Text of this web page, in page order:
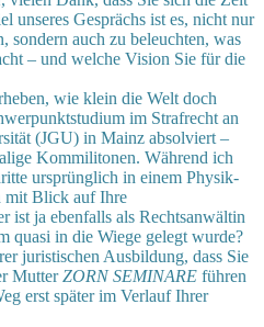
unseres Gesprächs ist es, nicht nur
sondern auch zu beleuchten, was
– und welche Vision Sie für die
wie klein die Welt doch
im Strafrecht an
(JGU) in Mainz absolviert –
Kommilitonen. Während ich
ursprünglich in einem Physik-
mit Blick auf Ihre
ist ja ebenfalls als Rechtsanwältin
quasi in die Wiege gelegt wurde?
juristischen Ausbildung, dass Sie
MutterZORN SEMINARE führen
erst später im Verlauf Ihrer